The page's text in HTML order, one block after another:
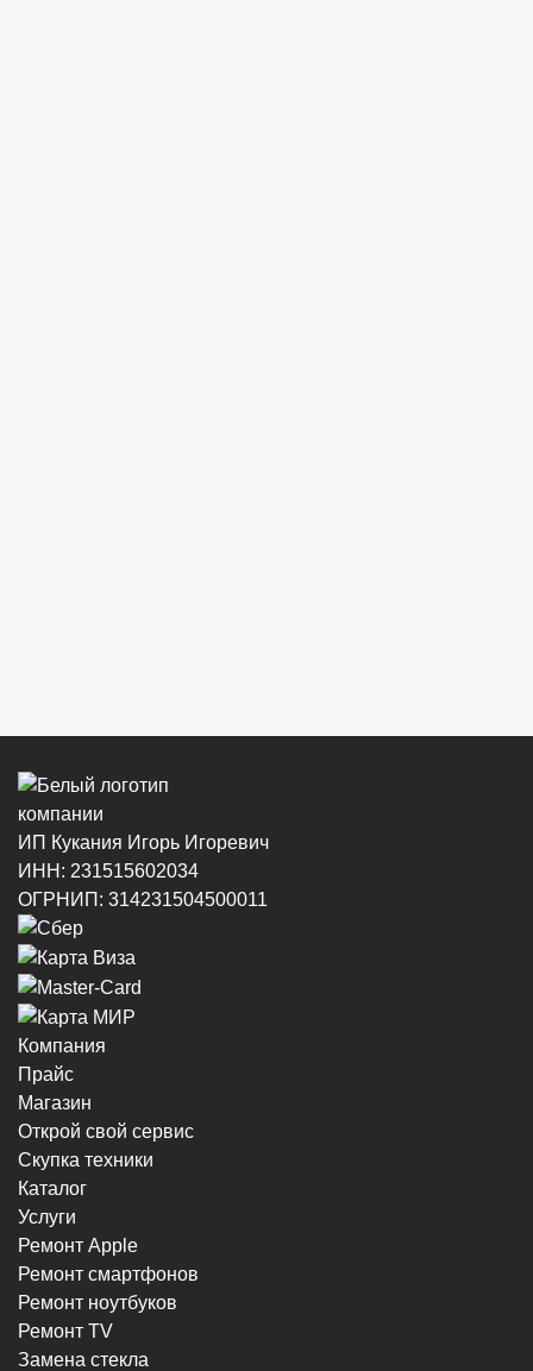
ИП Кукания Игорь Игоревич
ИНН: 231515602034
ОГРНИП: 314231504500011
Компания
Прайс
Магазин
Открой свой сервис
Скупка техники
Каталог
Услуги
Ремонт Apple
Ремонт смартфонов
Ремонт ноутбуков
Ремонт TV
Замена стекла